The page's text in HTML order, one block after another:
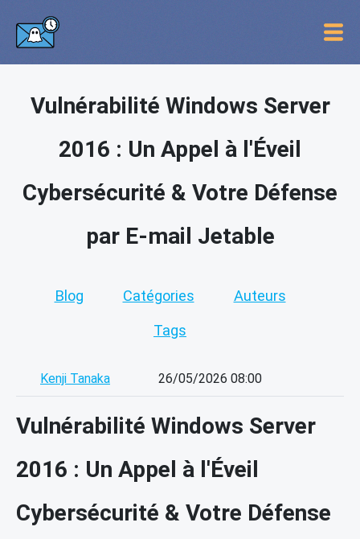
Vulnérabilité Windows Server
2016 : Un Appel à l'Éveil
Cybersécurité & Votre Défense
par E-mail Jetable
Blog Catégories Auteurs
Tags
Kenji Tanaka 26/05/2026 08:00
Vulnérabilité Windows Server
2016 : Un Appel à l'Éveil
Cybersécurité & Votre Défense